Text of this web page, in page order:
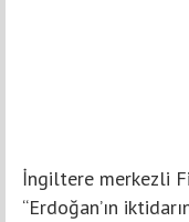
İngiltere merkezli
“Erdoğan’ın